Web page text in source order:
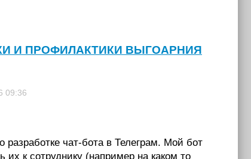
И ПРОФИЛАКТИКИ ВЫГОАРНИЯ
09:36
чат-бота в Телеграм. Мой бот
их к сотруднику (например на каком то